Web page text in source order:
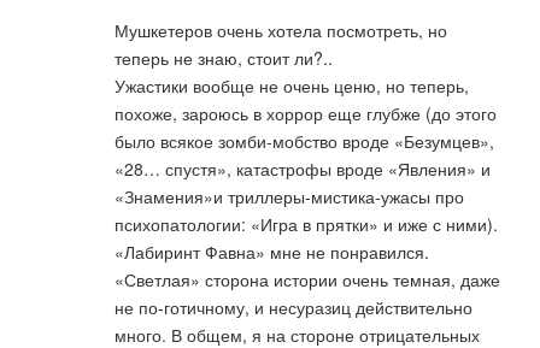
Мушкетеров очень хотела посмотреть, но
теперь не знаю, стоит ли?..
Ужастики вообще не очень ценю, но теперь,
похоже, зароюсь в хоррор еще глубже (до этого
было всякое зомби-мобство вроде «Безумцев»,
«28… спустя», катастрофы вроде «Явления» и
«Знамения»и триллеры-мистика-ужасы про
психопатологии: «Игра в прятки» и иже с ними).
«Лабиринт Фавна» мне не понравился.
«Светлая» сторона истории очень темная, даже
не по-готичному, и несуразиц действительно
много. В общем, я на стороне отрицательных